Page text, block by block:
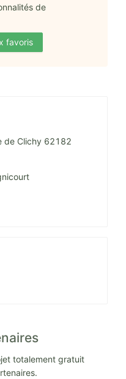
de
favoris
de Clichy 62182
totalement gratuit